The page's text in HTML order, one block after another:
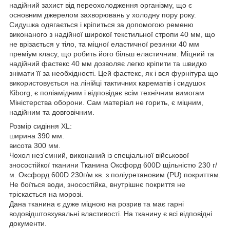
надійний захист від переохолодження організму, що є
основним джерелом захворювань у холодну пору року.
Сидушка одягається і кріпиться за допомогою ременю
виконаного з надійної широкої текстильної стропи 40 мм, що
не врізається у тіло, та міцної еластичної резинки 40 мм
преміум класу, що робить його більш еластичним. Міцний та
надійний фастекс 40 мм дозволяє легко кріпити та швидко
знімати її за необхідності. Цей фастекс, як і вся фурнітура що
використовується на лінійці тактичних карематів і сидушок
Kiborg, є поліамідним і відповідає всім технічним вимогам
Міністерства оборони. Сам матеріал не горить, є міцним,
надійним та довговічним.
Розмір сидіння XL:
ширина 390 мм.
висота 300 мм.
Чохол нез'ємний, виконаний із спеціальної військової
зносостійкої тканини Тканина Оксфорд 600D щільністю 230 г/
м. Оксфорд 600D 230г/м.кв. з поліуретановим (PU) покриттям.
Не боїться води, зносостійка, внутрішнє покриття не
тріскається на морозі.
Дана тканина є дуже міцною на розрив та має гарні
водовідштовхувальні властивості. На тканину є всі відповідні
документи.